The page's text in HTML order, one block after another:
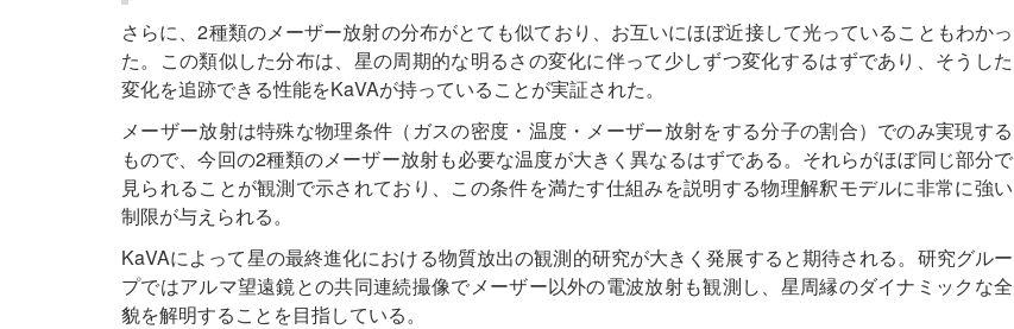
さらに、2種類のメーザー放射の分布がとても似ており、お互いにほぼ近接して光っていることもわかっ
た。この類似した分布は、星の周期的な明るさの変化に伴って少しずつ変化するはずであり、そうした
変化を追跡できる性能をKaVAが持っていることが実証された。
メーザー放射は特殊な物理条件（ガスの密度・温度・メーザー放射をする分子の割合）でのみ実現する
もので、今回の2種類のメーザー放射も必要な温度が大きく異なるはずである。それらがほぼ同じ部分で
見られることが観測で示されており、この条件を満たす仕組みを説明する物理解釈モデルに非常に強い
制限が与えられる。
KaVAによって星の最終進化における物質放出の観測的研究が大きく発展すると期待される。研究グルー
プではアルマ望遠鏡との共同連続撮像でメーザー以外の電波放射も観測し、星周縁のダイナミックな全
貌を解明することを目指している。